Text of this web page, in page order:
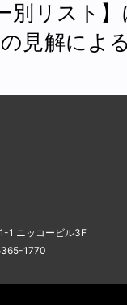
別リスト
見解によ
1 ニッコービル3F
1770